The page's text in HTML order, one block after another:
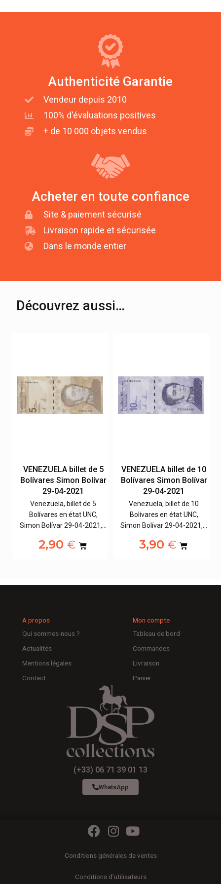
Authenticité Garantie
Vendeur depuis 2010
100% d'évaluations positives
+ de 10 000 objets vendus
Acheter en toute confiance
Site & paiement sécurisé
Livraison rapide et sécurisée
Dans le monde entier
Découvrez aussi…
VENEZUELA billet de 5
Bolívares Simon Bolívar
29-04-2021
Venezuela, billet de 5
Bolívares en état UNC,
Simon Bolívar 29-04-2021,…
2,90 €
VENEZUELA billet de 10
Bolívares Simon Bolívar
29-04-2021
Venezuela, billet de 10
Bolívares en état UNC,
Simon Bolívar 29-04-2021,…
3,90 €
A propos
Qui sommes-nous ?
Actualités
Mentions légales
Contact
Mon compte
Tableau de bord
Commandes
Livraison
Panier
(+33) 06 71 39 01 13
WhatsApp
F
c
b
I
s
a
Y
u
u
Conditions générales de ventes
Conditions d’utilisateurs